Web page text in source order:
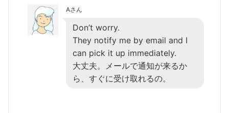
Aさん
Don’t worry.
They notify me by email and I
can pick it up immediately.
大丈夫。メールで通知が来るか
ら、すぐに受け取れるの。